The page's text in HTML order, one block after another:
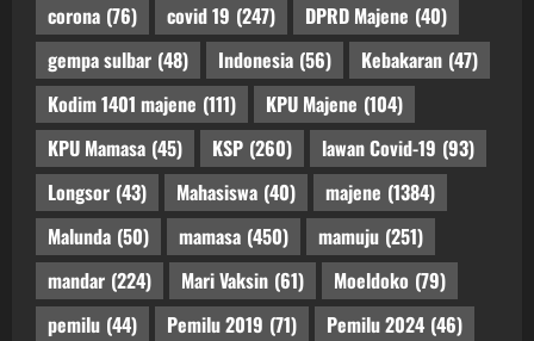
corona (76) covid 19 (247) DPRD Majene (40)
gempa sulbar (48) Indonesia (56) Kebakaran (47)
Kodim 1401 majene (111) KPU Majene (104)
KPU Mamasa (45) KSP (260) lawan Covid-19 (93)
Longsor (43) Mahasiswa (40) majene (1384)
Malunda (50) mamasa (450) mamuju (251)
mandar (224) Mari Vaksin (61) Moeldoko (79)
pemilu (44) Pemilu 2019 (71) Pemilu 2024 (46)